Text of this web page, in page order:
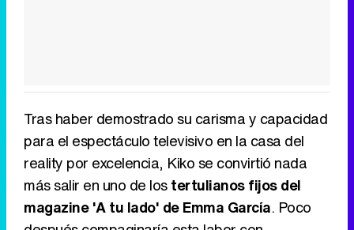
Tras haber demostrado su carisma y capacidad
para el espectáculo televisivo en la casa del
reality por excelencia, Kiko se convirtió nada
más salir en uno de lostertulianos fijos del
magazine 'A tu lado' de Emma García. Poco